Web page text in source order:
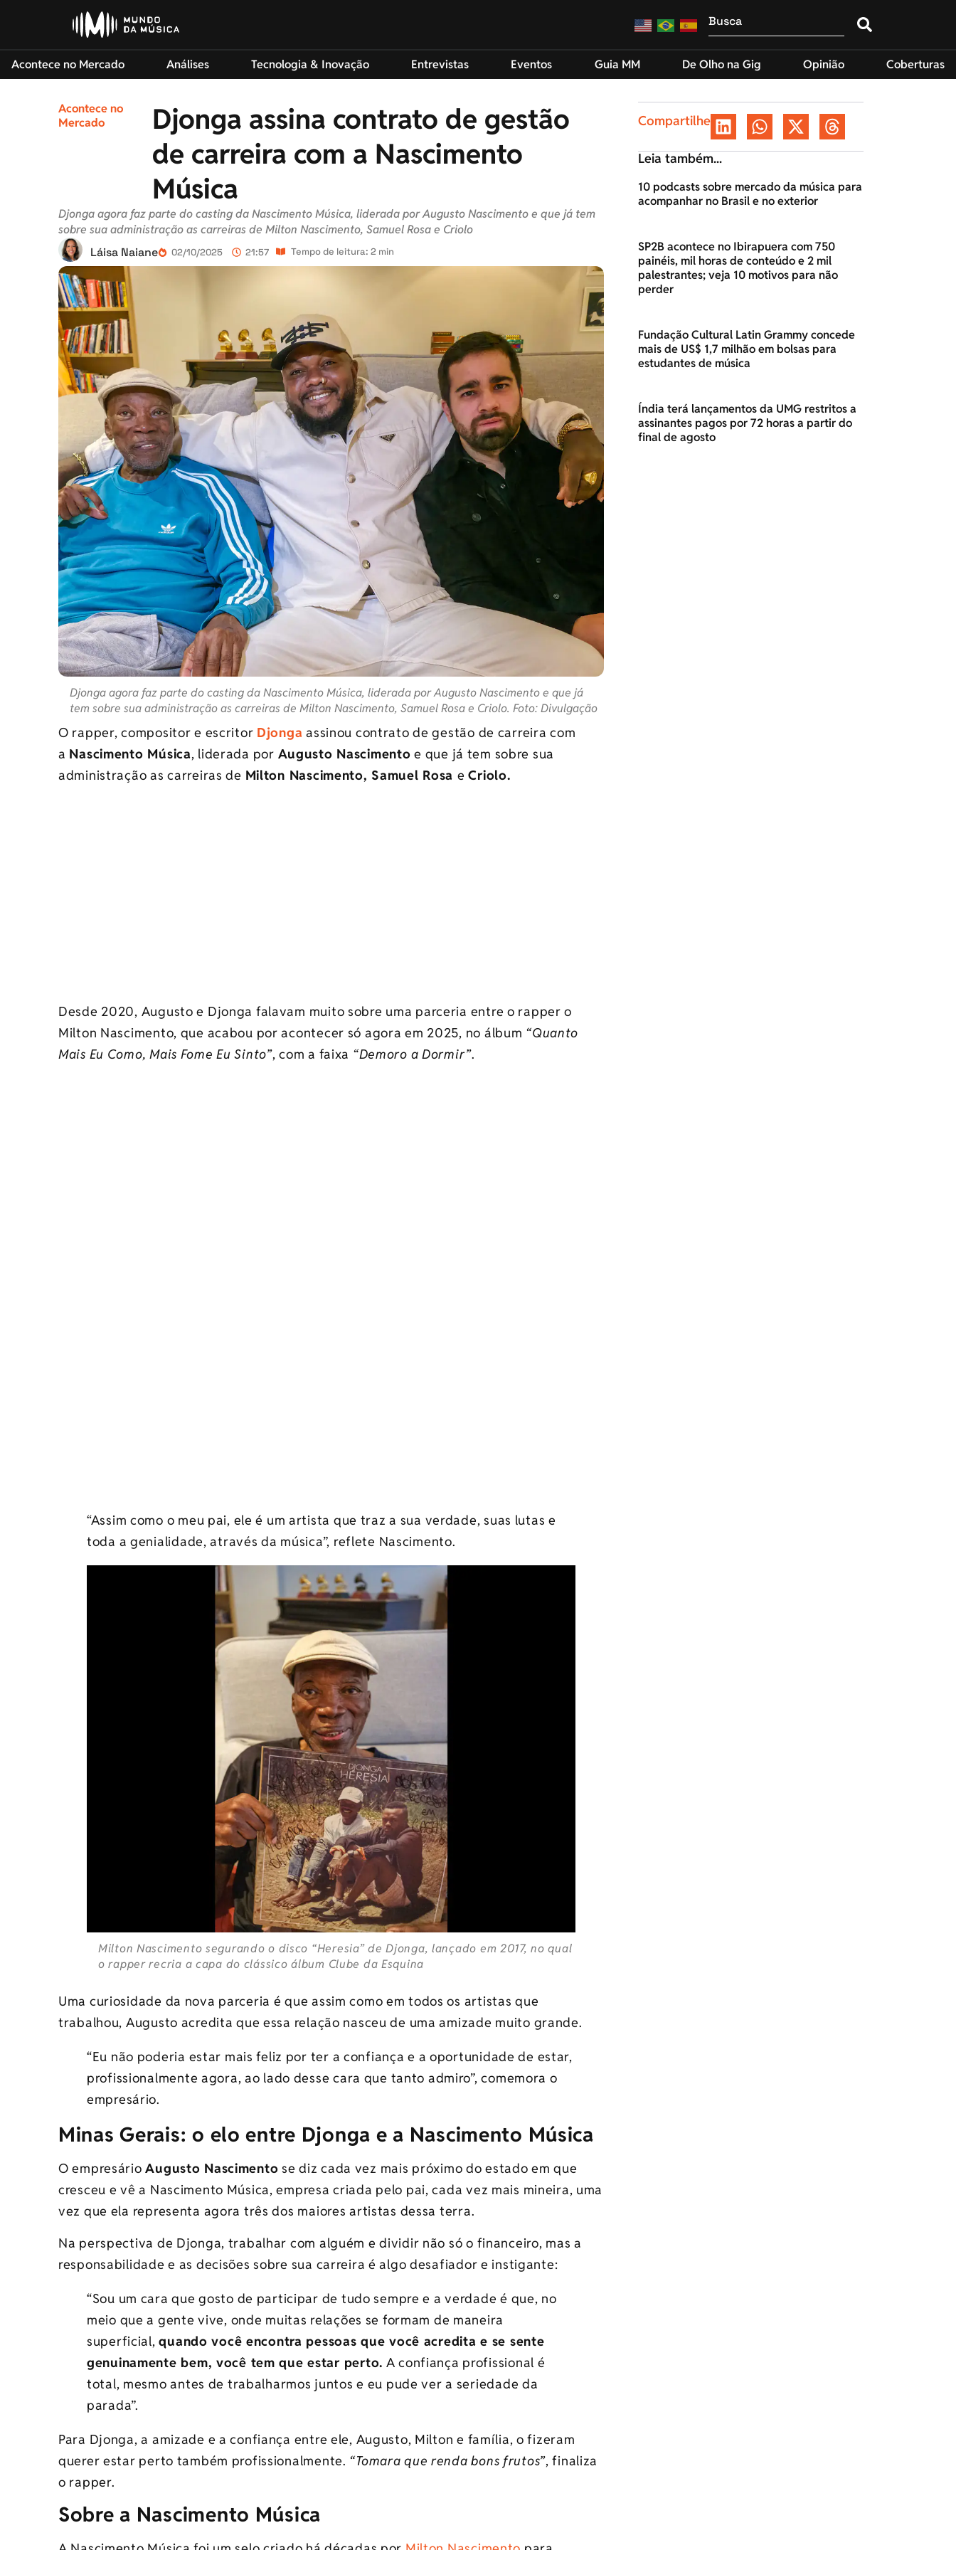
Acontece no Mercado Análises Tecnologia & Inovação Entrevistas Eventos Guia MM De Olho na Gig Opinião Coberturas
Acontece no
Mercado
Djonga assina contrato de gestão
de carreira com a Nascimento
Música
Djonga agora faz parte do casting da Nascimento Música, liderada por Augusto Nascimento e que já tem
sobre sua administração as carreiras de Milton Nascimento, Samuel Rosa e Criolo
Láisa Naiane
02/10/2025 21:57 Tempo de leitura: 2 min
Djonga agora faz parte do casting da Nascimento Música, liderada por Augusto Nascimento e que já
tem sobre sua administração as carreiras de Milton Nascimento, Samuel Rosa e Criolo. Foto: Divulgação
O rapper, compositor e escritor Djonga assinou contrato de gestão de carreira com
a Nascimento Música, liderada por Augusto Nascimento e que já tem sobre sua
administração as carreiras de Milton Nascimento, Samuel Rosa eCriolo.
Desde 2020, Augusto e Djonga falavam muito sobre uma parceria entre o rapper o
Milton Nascimento, que acabou por acontecer só agora em 2025, no álbum “Quanto
Mais Eu Como, Mais Fome Eu Sinto”, com a faixa “Demoro a Dormir”.
“Assim como o meu pai, ele é um artista que traz a sua verdade, suas lutas e
toda a genialidade, através da música”, reflete Nascimento.
Milton Nascimento segurando o disco “Heresia” de Djonga, lançado em 2017, no qual
o rapper recria a capa do clássico álbum Clube da Esquina
Uma curiosidade da nova parceria é que assim como em todos os artistas que
trabalhou, Augusto acredita que essa relação nasceu de uma amizade muito grande.
“Eu não poderia estar mais feliz por ter a confiança e a oportunidade de estar,
profissionalmente agora, ao lado desse cara que tanto admiro”, comemora o
empresário.
Minas Gerais: o elo entre Djonga e a Nascimento Música
O empresárioAugusto Nascimento se diz cada vez mais próximo do estado em que
cresceu e vê a Nascimento Música, empresa criada pelo pai, cada vez mais mineira, uma
vez que ela representa agora três dos maiores artistas dessa terra.
Na perspectiva de Djonga, trabalhar com alguém e dividir não só o financeiro, mas a
responsabilidade e as decisões sobre sua carreira é algo desafiador e instigante:
“Sou um cara que gosto de participar de tudo sempre e a verdade é que, no
meio que a gente vive, onde muitas relações se formam de maneira
superficial,quando você encontra pessoas que você acredita e se sente
genuinamente bem, você tem que estar perto. A confiança profissional é
total, mesmo antes de trabalharmos juntos e eu pude ver a seriedade da
parada”.
Para Djonga, a amizade e a confiança entre ele, Augusto, Milton e família, o fizeram
querer estar perto também profissionalmente. “Tomara que renda bons frutos”, finaliza
o rapper.
Sobre a Nascimento Música
Compartilhe
Leia também...
10 podcasts sobre mercado da música para
acompanhar no Brasil e no exterior
SP2B acontece no Ibirapuera com 750
painéis, mil horas de conteúdo e 2 mil
palestrantes; veja 10 motivos para não
perder
Fundação Cultural Latin Grammy concede
mais de US$ 1,7 milhão em bolsas para
estudantes de música
Índia terá lançamentos da UMG restritos a
assinantes pagos por 72 horas a partir do
final de agosto